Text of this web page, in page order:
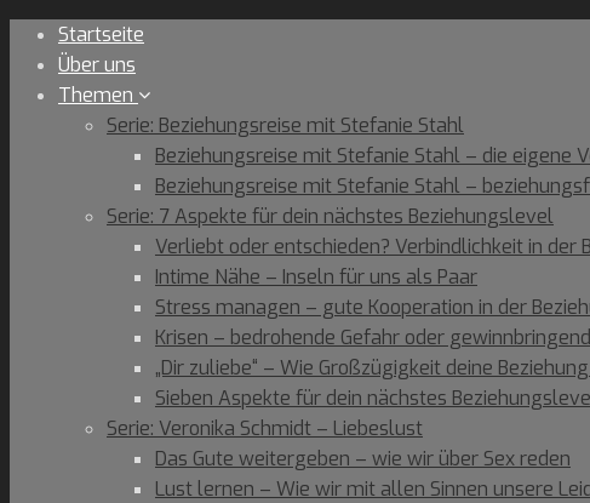
Skip
content
Startseite
Über uns
Themen
Serie: Beziehungsreise mit Stefanie Stahl
Beziehungsreise mit Stefanie Stahl – die eigene
Beziehungsreise mit Stefanie Stahl –
Serie: 7 Aspekte für dein nächstes Beziehungslevel
Verliebt oder entschieden? Verbindlichkeit in der
Intime Nähe – Inseln für uns als Paar
Stress managen – gute Kooperation in der
Krisen – bedrohende Gefahr oder
„Dir zuliebe“ – Wie Großzügigkeit deine
Sieben Aspekte für dein nächstes
Serie: Veronika Schmidt – Liebeslust
Das Gute weitergeben – wie wir über Sex reden
Lust lernen – Wie wir mit allen Sinnen unsere